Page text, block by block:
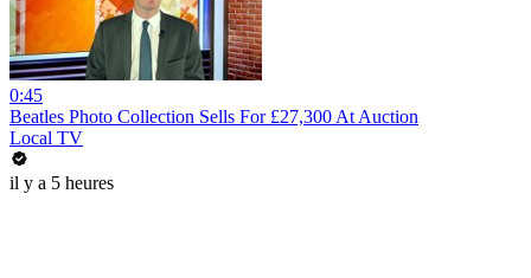
0:45
Beatles Photo Collection Sells For £27,300 At Auction
Local TV
il y a 5 heures